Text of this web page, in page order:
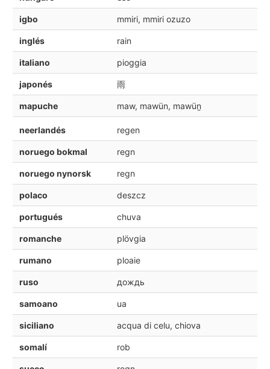
igbo mmiri, mmiri ozuzo
inglés rain
italiano pioggia
japonés 雨
mapuche maw, mawün, mawüṉ
neerlandés regen
noruego bokmal regn
noruego nynorsk regn
polaco deszcz
portugués chuva
romanche plövgia
rumano ploaie
ruso дождь
samoano ua
siciliano acqua di celu, chiova
somalí rob